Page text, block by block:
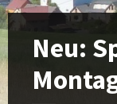
Neu: